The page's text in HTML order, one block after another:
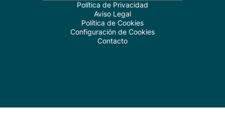
Política de Privacidad
Aviso Legal
Política de Cookies
Configuración de Cookies
Contacto